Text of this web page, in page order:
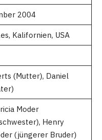
2004
Kalifornien, USA
(Mutter), Daniel
Moder
Henry
(jüngerer Bruder)